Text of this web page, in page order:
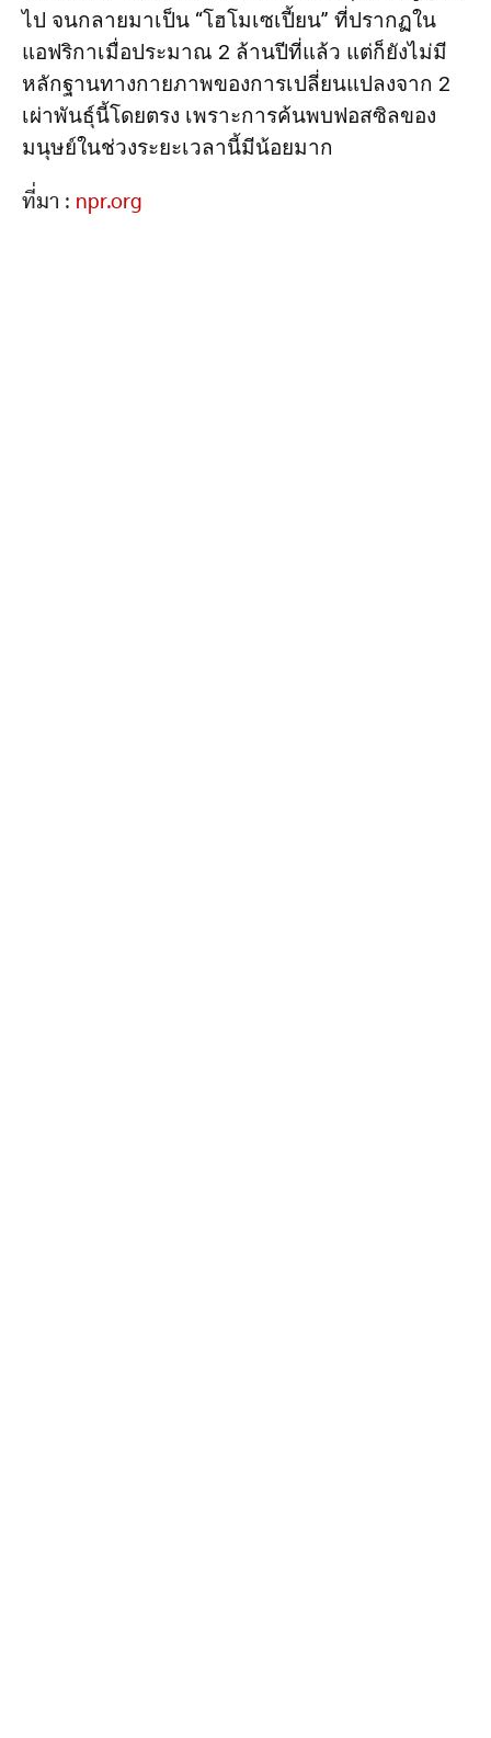
ไป จนกลายมาเป็น “โฮโมเซเปี้ยน” ที่ปรากฏใน
แอฟริกาเมื่อประมาณ 2 ล้านปีที่แล้ว แต่ก็ยังไม่มี
หลักฐานทางกายภาพของการเปลี่ยนแปลงจาก 2
เผ่าพันธุ์นี้โดยตรง เพราะการค้นพบฟอสซิลของ
มนุษย์ในช่วงระยะเวลานี้มีน้อยมาก
ที่มา : npr.org